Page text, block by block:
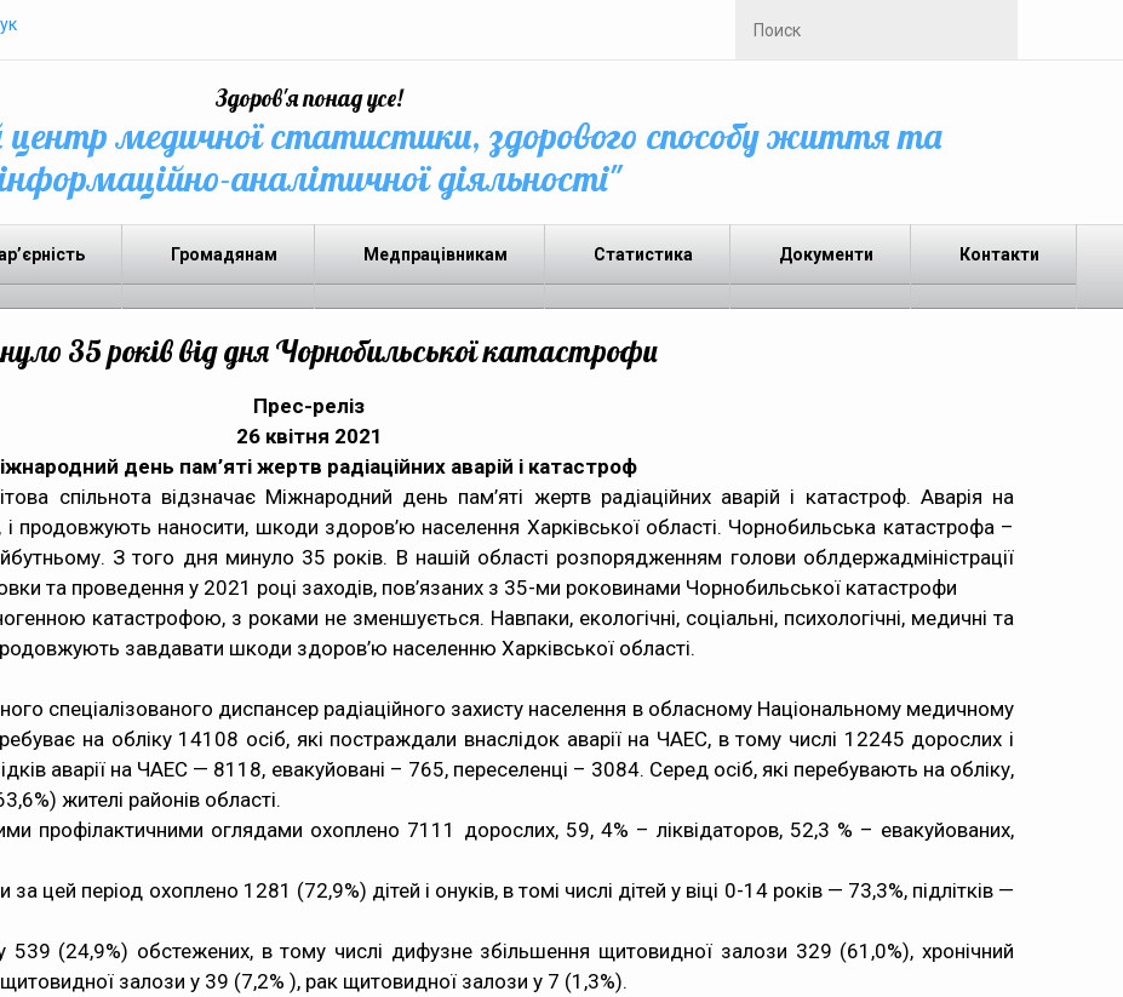
Здоров'я понад усе!
медичної статистики, здорового способу життя та
аналітичної діяльності"
Громадянам Медпрацівникам Статистика Документи Контакти
35 років від дня Чорнобильської катастрофи
Прес-реліз
26 квітня 2021
день пам’яті жертв радіаційних аварій і катастроф
спільнота відзначає Міжнародний день пам’яті жертв радіаційних аварій і катастроф. Аварія на
і продовжують наносити, шкоди здоров’ю населення Харківської області. Чорнобильська катастрофа –
З того дня минуло 35 років. В нашій області розпорядженням голови облдержадміністрації
та проведення у 2021 році заходів, пов’язаних з 35-ми роковинами Чорнобильської катастрофи
катастрофою, з роками не зменшується. Навпаки, екологічні, соціальні, психологічні, медичні та
завдавати шкоди здоров’ю населенню Харківської області.
спеціалізованого диспансер радіаційного захисту населення в обласному Національному медичному
на обліку 14108 осіб, які постраждали внаслідок аварії на ЧАЕС, в тому числі 12245 дорослих і
аварії на ЧАЕС — 8118, евакуйовані – 765, переселенці – 3084. Серед осіб, які перебувають на обліку,
жителі районів області.
профілактичними оглядами охоплено 7111 дорослих, 59, 4% – ліквідаторов, 52,3 % – евакуйованих,
цей період охоплено 1281 (72,9%) дітей і онуків, в томі числі дітей у віці 0-14 років — 73,3%, підлітків —
539 (24,9%) обстежених, в тому числі дифузне збільшення щитовидної залози 329 (61,0%), хронічний
залози у 39 (7,2% ), рак щитовидної залози у 7 (1,3%).